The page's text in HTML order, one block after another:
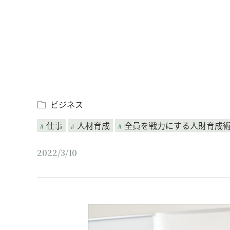
ビジネス
仕事
人材育成 全員を戦力にする人財育成
2022/3/10